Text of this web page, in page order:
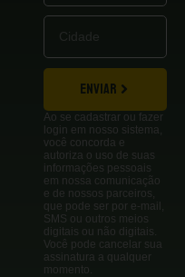
ENVIAR
Ao se cadastrar ou fazer
login em nosso sistema,
você concorda e
autoriza o uso de suas
informações pessoais
em nossa comunicação
e de nossos parceiros,
que pode ser por e-mail,
SMS ou outros meios
digitais ou não digitais.
Você pode cancelar sua
assinatura a qualquer
momento.